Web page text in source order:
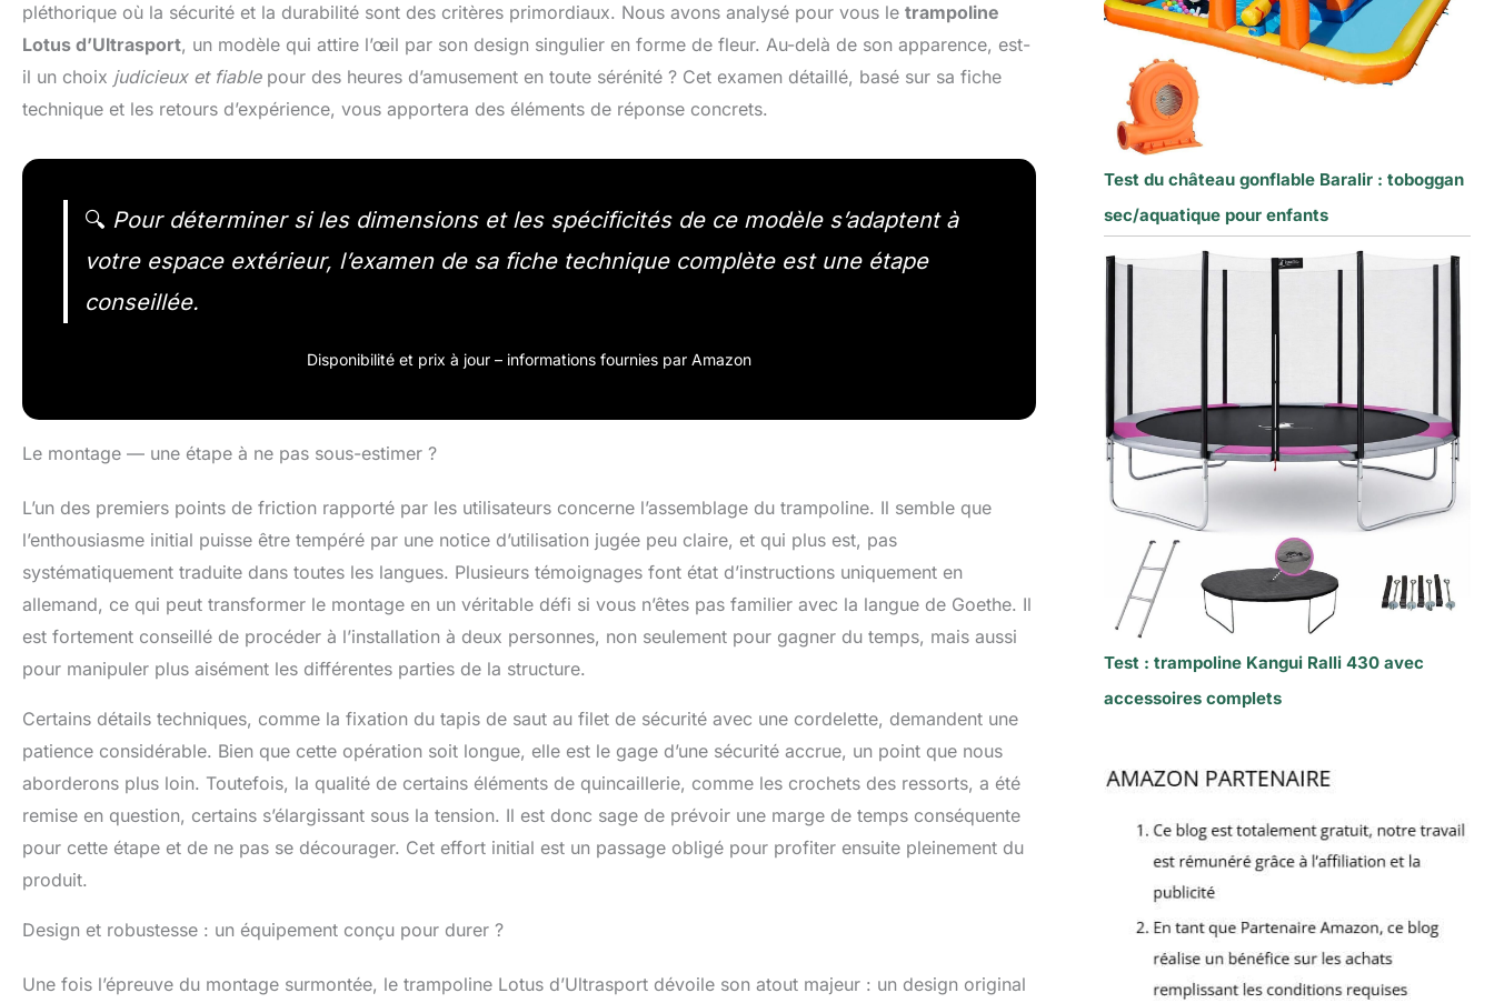
pléthorique où la sécurité et la durabilité sont des critères primordiaux. Nous avons analysé pour vous le trampoline
Lotus d’Ultrasport, un modèle qui attire l’œil par son design singulier en forme de fleur. Au-delà de son apparence, est-
il un choix judicieux et fiablepour des heures d’amusement en toute sérénité ? Cet examen détaillé, basé sur sa fiche
technique et les retours d’expérience, vous apportera des éléments de réponse concrets.
🔍 Pour déterminer si les dimensions et les spécificités de ce modèle s’adaptent à
votre espace extérieur, l’examen de sa fiche technique complète est une étape
conseillée.
Disponibilité et prix à jour – informations fournies par Amazon
Le montage — une étape à ne pas sous-estimer ?
L’un des premiers points de friction rapporté par les utilisateurs concerne l’assemblage du trampoline. Il semble que
l’enthousiasme initial puisse être tempéré par une notice d’utilisation jugée peu claire, et qui plus est, pas
systématiquement traduite dans toutes les langues. Plusieurs témoignages font état d’instructions uniquement en
allemand, ce qui peut transformer le montage en un véritable défi si vous n’êtes pas familier avec la langue de Goethe. Il
est fortement conseillé de procéder à l’installation à deux personnes, non seulement pour gagner du temps, mais aussi
pour manipuler plus aisément les différentes parties de la structure.
Certains détails techniques, comme la fixation du tapis de saut au filet de sécurité avec une cordelette, demandent une
patience considérable. Bien que cette opération soit longue, elle est le gage d’une sécurité accrue, un point que nous
aborderons plus loin. Toutefois, la qualité de certains éléments de quincaillerie, comme les crochets des ressorts, a été
remise en question, certains s’élargissant sous la tension. Il est donc sage de prévoir une marge de temps conséquente
pour cette étape et de ne pas se décourager. Cet effort initial est un passage obligé pour profiter ensuite pleinement du
produit.
Design et robustesse : un équipement conçu pour durer ?
Une fois l’épreuve du montage surmontée, le trampoline Lotus d’Ultrasport dévoile son atout majeur : un design original
Test du château gonflable Baralir : toboggan
sec/aquatique pour enfants
Test : trampoline Kangui Ralli 430 avec
accessoires complets